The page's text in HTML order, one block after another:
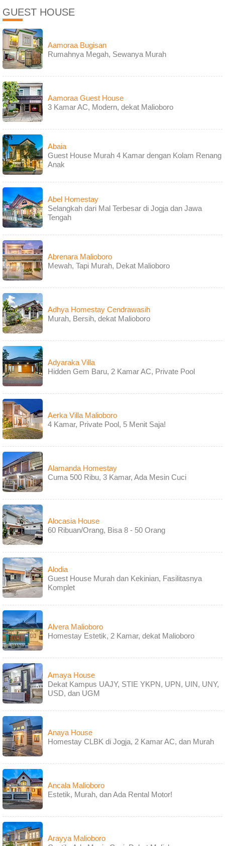
GUEST HOUSE
Aamoraa Bugisan
Rumahnya Megah, Sewanya Murah
Aamoraa Guest House
3 Kamar AC, Modern, dekat Malioboro
Abaia
Guest House Murah 4 Kamar dengan Kolam Renang
Anak
Abel Homestay
Selangkah dari Mal Terbesar di Jogja dan Jawa
Tengah
Abrenara Malioboro
Mewah, Tapi Murah, Dekat Malioboro
Adhya Homestay Cendrawasih
Murah, Bersih, dekat Malioboro
Adyaraka Villa
Hidden Gem Baru, 2 Kamar AC, Private Pool
Aerka Villa Malioboro
4 Kamar, Private Pool, 5 Menit Saja!
Alamanda Homestay
Cuma 500 Ribu, 3 Kamar, Ada Mesin Cuci
Alocasia House
60 Ribuan/Orang, Bisa 8 - 50 Orang
Alodia
Guest House Murah dan Kekinian, Fasilitasnya
Komplet
Alvera Malioboro
Homestay Estetik, 2 Kamar, dekat Malioboro
Amaya House
Dekat Kampus UAJY, STIE YKPN, UPN, UIN, UNY,
USD, dan UGM
Anaya House
Homestay CLBK di Jogja, 2 Kamar AC, dan Murah
Ancala Malioboro
Estetik, Murah, dan Ada Rental Motor!
Arayya Malioboro